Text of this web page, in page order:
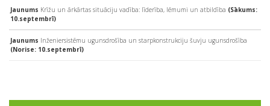
Jaunums Krīžu un ārkārtas situāciju vadība: līderība, lēmumi un atbildība (Sākums:
10.septembrī)
Jaunums Inženiersistēmu ugunsdrošība un starpkonstrukciju šuvju ugunsdrošība
(Norise: 10.septembrī)